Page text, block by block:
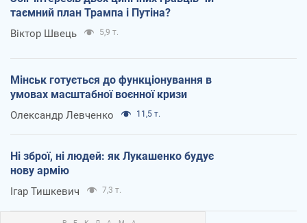
таємний план Трампа і Путіна?
Віктор Швець 5,9 т.
Мінськ готується до функціонування в
умовах масштабної воєнної кризи
Олександр Левченко 11,5 т.
Ні зброї, ні людей: як Лукашенко будує
нову армію
Ігар Тишкевич 7,3 т.